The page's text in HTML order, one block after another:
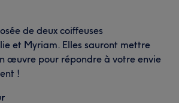
de deux coiffeuses
et Myriam. Elles sauront mettre
œuvre pour répondre à votre envie
!